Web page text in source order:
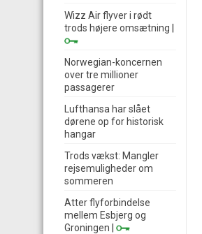
Wizz Air flyver i rødt
trods højere omsætning
Norwegian-koncernen
over tre millioner
passagerer
Lufthansa har slået
dørene op for historisk
hangar
Trods vækst: Mangler
rejsemuligheder om
sommeren
Atter flyforbindelse
mellem Esbjerg og
Groningen